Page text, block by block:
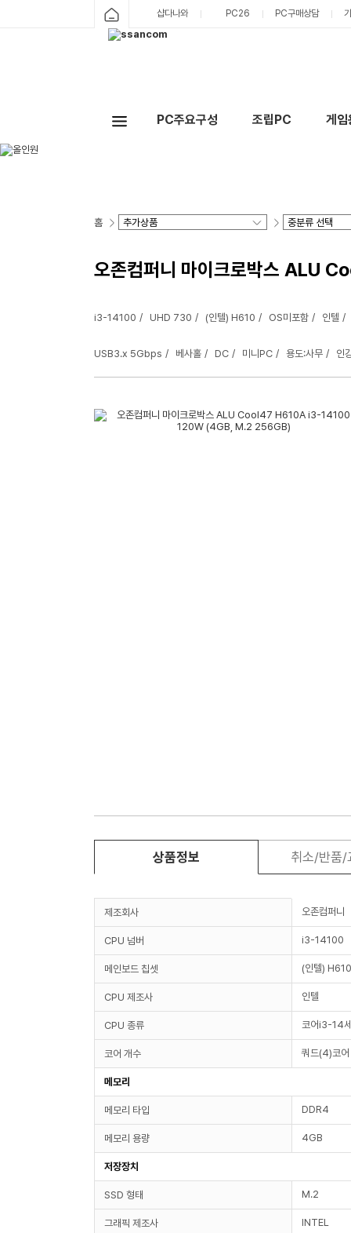
샵다나와 PC26 PC구매상담
PC주요구성 조립PC 게
홈
오존컴퍼니 마이크로박스
i3-14100 UHD 730 (인텔) H610 OS미포함 인텔
USB3.x 5Gbps 베사홀 DC 미니PC 용도:사무 인
상품정보 취소/반품/
제조회사 오존컴퍼니
CPU 넘버 i3-14100
메인보드 칩셋 (인텔) H610
CPU 제조사 인텔
CPU 종류 코어i3-14
코어 개수 쿼드(4)코어
메모리
메모리 타입 DDR4
메모리 용량 4GB
저장장치
SSD 형태 M.2
그래픽 제조사 INTEL